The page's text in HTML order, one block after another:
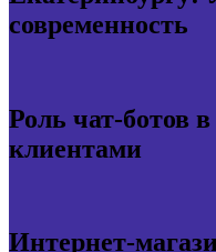
современность
Роль чат-ботов
клиентами
Интернет-